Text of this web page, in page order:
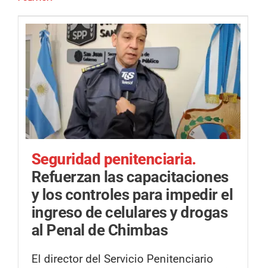
Seguridad penitenciaria.
Refuerzan las capacitaciones
y los controles para impedir el
ingreso de celulares y drogas
al Penal de Chimbas
El director del Servicio Penitenciario